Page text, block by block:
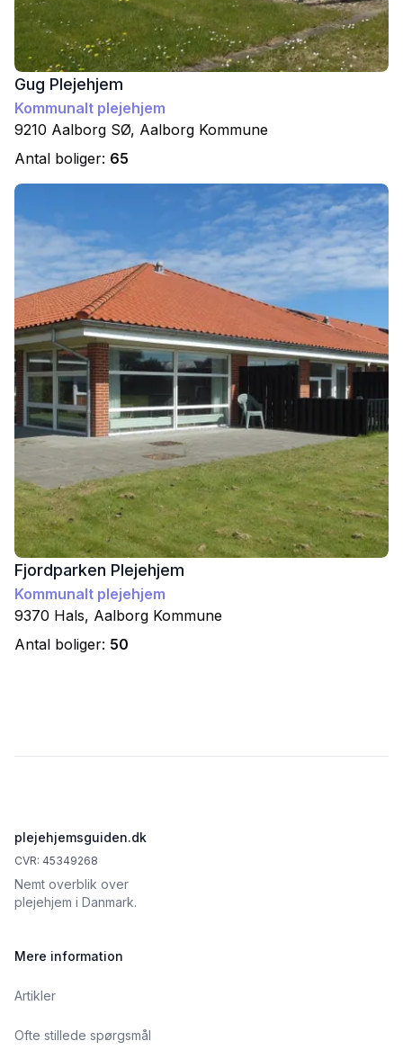
Gug Plejehjem
Kommunalt plejehjem
9210 Aalborg SØ, Aalborg Kommune
Antal boliger: 65
Fjordparken Plejehjem
Kommunalt plejehjem
9370 Hals, Aalborg Kommune
Antal boliger: 50
plejehjemsguiden.dk
CVR: 45349268
Nemt overblik over
plejehjem i Danmark.
Mere information
Artikler
Ofte stillede spørgsmål